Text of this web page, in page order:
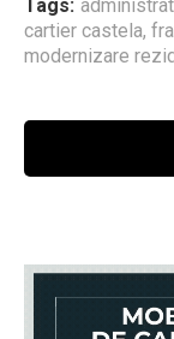
Tags:
cartier castela,
modernizare